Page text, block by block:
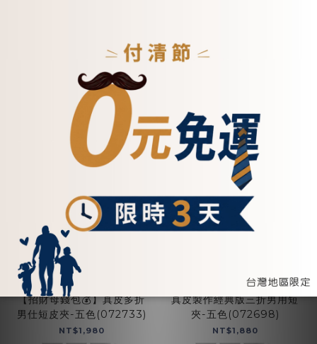
【招財母錢包💰】真皮多折
男仕短皮夾-五色(072733)
NT$1,980
真皮製作經典版三折男用短
夾-五色(072698)
NT$1,880